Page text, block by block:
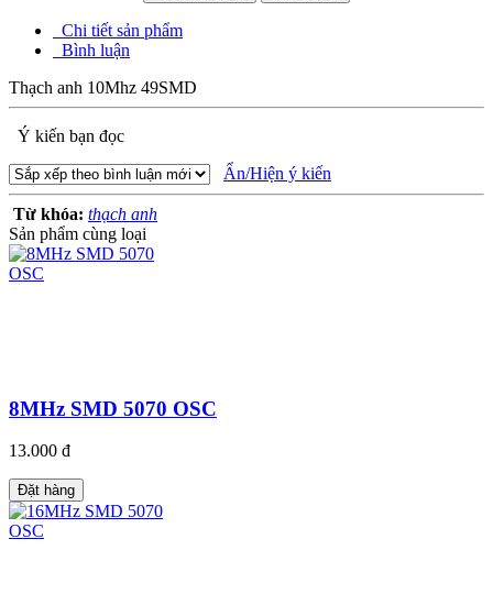
Chi tiết sản phẩm
Bình luận
Thạch anh 10Mhz 49SMD
Ý kiến bạn đọc
Ẩn/Hiện ý kiến
Từ khóa: thạch anh
Sản phẩm cùng loại
8MHz SMD 5070 OSC
13.000 đ
Đặt hàng